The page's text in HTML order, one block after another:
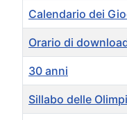
Calendario dei
Orario di
30 anni
Sillabo delle